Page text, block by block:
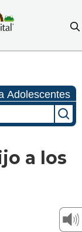
Adolescentes
a los